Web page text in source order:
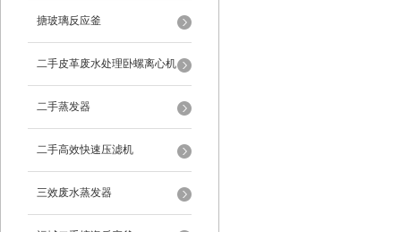
搪玻璃反应釜
二手皮革废水处理卧螺离心机
二手蒸发器
二手高效快速压滤机
三效废水蒸发器